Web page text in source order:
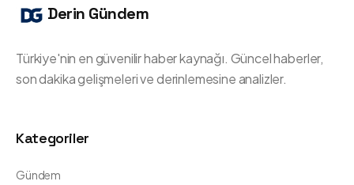
Derin Gündem
Türkiye'nin en güvenilir haber kaynağı. Güncel haberler,
son dakika gelişmeleri ve derinlemesine analizler.
Kategoriler
Gündem